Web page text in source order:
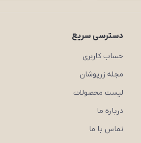
دسترسی سریع
حساب کاربری
مجله زرپوشان
لیست محصولات
درباره ما
تماس با ما